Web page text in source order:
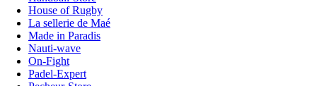
House of Rugby
La sellerie de Maé
Made in Paradis
Nauti-wave
On-Fight
Padel-Expert